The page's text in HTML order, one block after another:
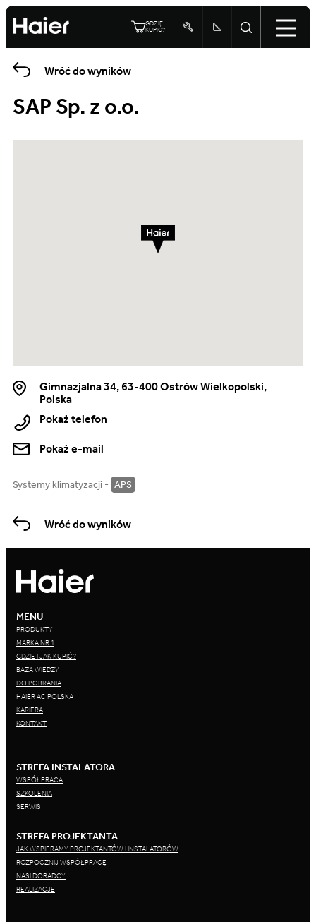
GDZIE
KUPIĆ?
Wróć do wyników
SAP Sp. z o.o.
Gimnazjalna 34, 63-400 Ostrów Wielkopolski,
Polska
Pokaż telefon
Pokaż e-mail
Systemy klimatyzacji - APS
Wróć do wyników
MENU
PRODUKTY
MARKA NR 1
GDZIE I JAK KUPIĆ?
BAZA WIEDZY
DO POBRANIA
HAIER AC POLSKA
KARIERA
KONTAKT
STREFA INSTALATORA
WSPÓŁPRACA
SZKOLENIA
SERWIS
STREFA PROJEKTANTA
JAK WSPIERAMY PROJEKTANTÓW I INSTALATORÓW
ROZPOCZNIJ WSPÓŁPRACĘ
NASI DORADCY
REALIZACJE